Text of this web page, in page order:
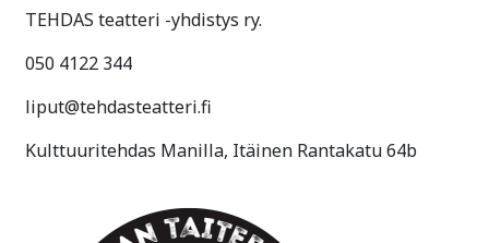
TEHDAS teatteri -yhdistys ry.
050 4122 344
liput@tehdasteatteri.fi
Kulttuuritehdas Manilla, Itäinen Rantakatu 64b